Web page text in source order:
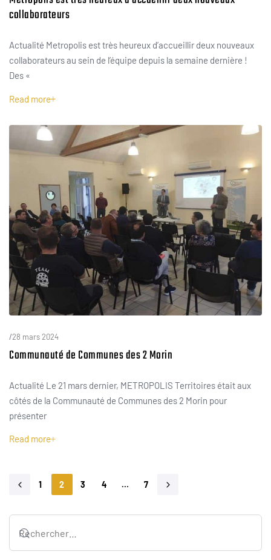
collaborateurs
Actualité Metropolis est très heureux d’accueillir deux nouveaux
collaborateurs au sein de l’équipe depuis la semaine dernière !
Des «
Read more
/28 mars 2024
Communauté de Communes des 2 Morin
Actualité Le 21 mars dernier, METROPOLIS Territoires était aux
côtés de la Communauté de Communes des 2 Morin pour
présenter
Read more
1 2 3 4 … 7